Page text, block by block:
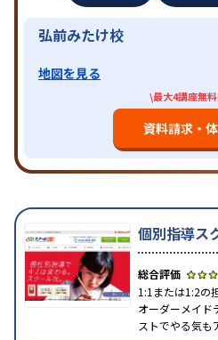
弘前みたけ校
地図を見る
\最大4講座無
資料請求・
個別指導ス
1:1または1:2の
オーダーメイド
ストでやる気も